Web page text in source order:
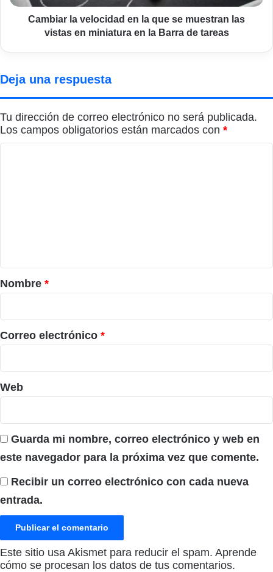
las
vistas
en
Barra
de
Cambiar la velocidad en la que se muestran las
vistas en miniatura en la Barra de tareas
Deja una respuesta
Tu dirección de correo electrónico no será publicada.
Los campos obligatorios están marcados con *
r
i
o
*
Nombre *
Correo electrónico *
Web
Guarda mi nombre, correo electrónico y web en
este navegador para la próxima vez que comente.
Recibir un correo electrónico con cada nueva
entrada.
Este sitio usa Akismet para reducir el spam. Aprende
cómo se procesan los datos de tus comentarios.